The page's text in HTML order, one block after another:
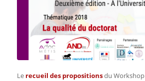
Le recueil des propositionsdu Workshop